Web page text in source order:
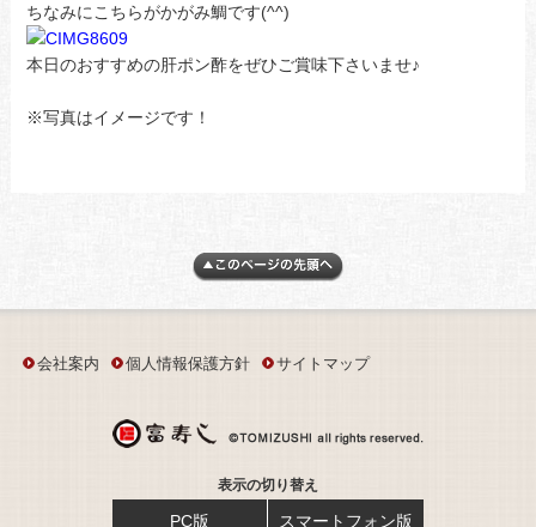
ちなみにこちらがかがみ鯛です(^^)
本日のおすすめの肝ポン酢をぜひご賞味下さいませ♪
※写真はイメージです！
会社案内 個人情報保護方針 サイトマップ
表示の切り替え
PC版 スマートフォン版